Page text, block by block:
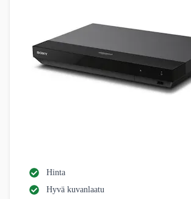
Hinta
Hyvä kuvanlaatu